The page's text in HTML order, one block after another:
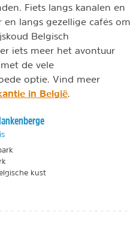
Fiets langs kanalen en
langs gezellige cafés om
Belgisch
iets meer het avontuur
de vele
optie. Vind meer
in België.
kust